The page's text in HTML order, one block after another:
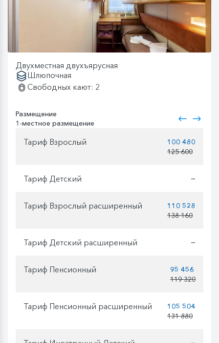
Двухместная двухъярусная
Шлюпочная
Свободных кают: 2
Размещение
1-местное размещение
Тариф Взрослый
100 480
125 600
Тариф Детский —
Тариф Взрослый расширенный
110 528
138 160
Тариф Детский расширенный —
Тариф Пенсионный
95 456
119 320
Тариф Пенсионный расширенный
105 504
131 880